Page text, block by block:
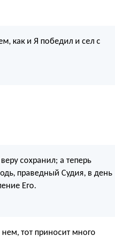
как и Я победил и сел с
сохранил; а теперь
праведный Судия, в день
Его.
тот приносит много